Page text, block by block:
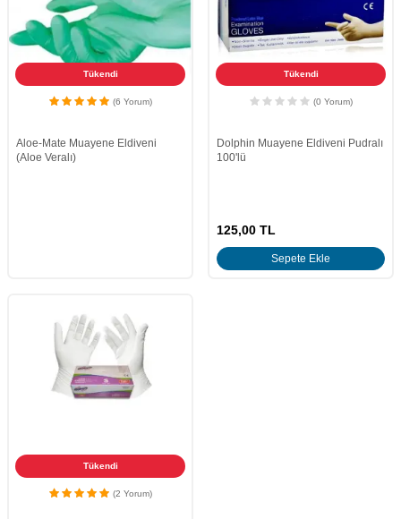
Tükendi
(6 Yorum)
Aloe-Mate Muayene Eldiveni
(Aloe Veralı)
Tükendi
(0 Yorum)
Dolphin Muayene Eldiveni Pudralı
100'lü
125,00 TL
Sepete Ekle
Tükendi
(2 Yorum)